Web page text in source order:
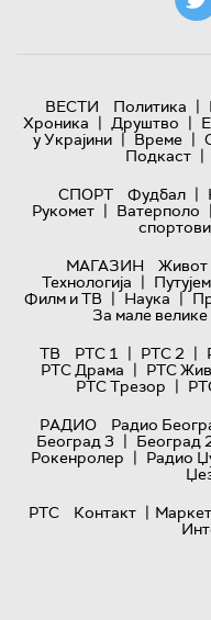
ВЕСТИ Политика |
Хроника | Друштво |
у Украјини | Време |
Подкаст |
СПОРТ
Фудбал |
Рукомет | Ватерполо |
спортови
МАГАЗИН
Живот
Технологијa |
Филм и ТВ | Наука |
За мале велике
ТВ
РТС 1 | РТС 2 |
РТС Драма | РТС
РТС Трезор |
РАДИО
Радио
Београд 3 | Београд
Рокенролер | Радио
РТС
Контакт |